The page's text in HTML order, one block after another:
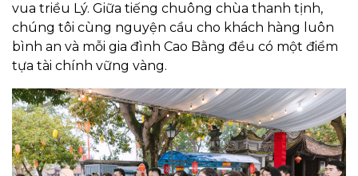
vua triều Lý. Giữa tiếng chuông chùa thanh tịnh,
chúng tôi cùng nguyện cầu cho khách hàng luôn
bình an và mỗi gia đình Cao Bằng đều có một điểm
tựa tài chính vững vàng.